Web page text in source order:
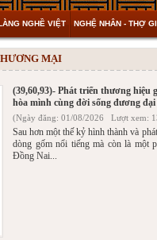
NGHỀ VIỆT NGHỆ NHÂN - THỢ
MẠI
(39,60,93)- Phát triển thương hiệu
hòa mình cùng đời sống đương đại
(Ngày đăng: 01/08/2026 Lượt xem:
Sau hơn một thế kỷ hình thành và
dòng gốm nổi tiếng mà còn là một
Đồng Nai...